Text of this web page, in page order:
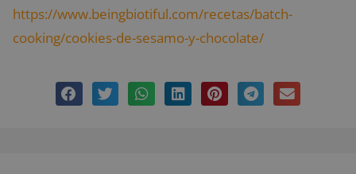
https://www.beingbiotiful.com/recetas/batch-
cooking/cookies-de-sesamo-y-chocolate/